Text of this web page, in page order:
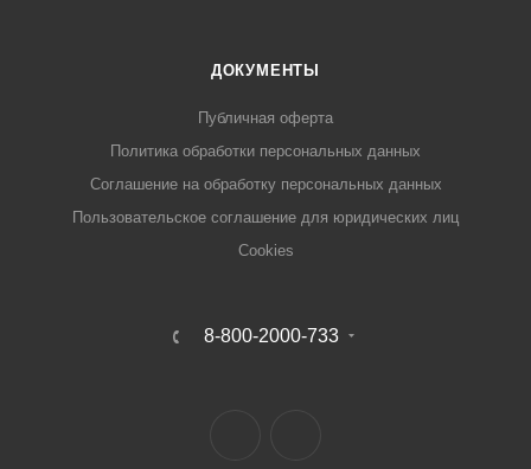
ДОКУМЕНТЫ
Публичная оферта
Политика обработки персональных данных
Соглашение на обработку персональных данных
Пользовательское соглашение для юридических лиц
Cookies
8-800-2000-733